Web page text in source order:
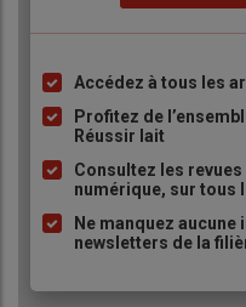
Liste
à
puce
Accédez à tous les
Profitez de
Réussir lait
Consultez les
numérique, sur tous
Ne manquez
newsletters de la